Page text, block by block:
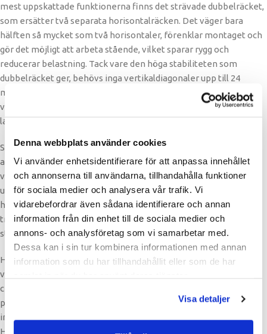
Denna webbplats använder cookies
Vi använder enhetsidentifierare för att anpassa innehållet
och annonserna till användarna, tillhandahålla funktioner
för sociala medier och analysera vår trafik. Vi
vidarebefordrar även sådana identifierare och annan
information från din enhet till de sociala medier och
annons- och analysföretag som vi samarbetar med.
Dessa kan i sin tur kombinera informationen med annan
information som du har tillhandahållit eller som de har
Visa detaljer
mest uppskattade funktionerna finns det strävade dubbelräcket,
som ersätter två separata horisontalräcken. Det väger bara
hälften så mycket som två horisontaler, förenklar montaget och
gör det möjligt att arbeta stående, vilket sparar rygg och
reducerar belastning. Tack vare den höga stabiliteten som
dubbelräcket ger, behövs inga vertikaldiagonaler upp till 24
meters höjd, vilket minskar både mängden material och totala
vikten med omkring 17 procent utan att tumma på
lastkapaciteten eller säkerheten.
Systemet innehåller flera smarta komponenter som förenklar
arbetsdagen ytterligare. Planklåset har inbyggd fotlisthållare,
vilket eliminerar ett monteringsmoment. Stålplanken är
utrustade med integrerade handtag för enklare och säkrare
hantering, utan att påverka stapelbarheten eller
transportlösningen. Det här är genomtänkt, professionell
ställningsteknik som är byggd för verkligheten.
HANA används idag av ställningsföretag och byggentreprenörer
världen över och passar dig som söker ett snabbt, säkert och
certifierat ställningssystem med hög ergonomi och bevisad
prestanda. Oavsett om du arbetar med fasadrenovering,
industrimontage, brobygge eller tillfälliga arbetsplattformar, är
HANA ett system du kan lita på i varje steg.